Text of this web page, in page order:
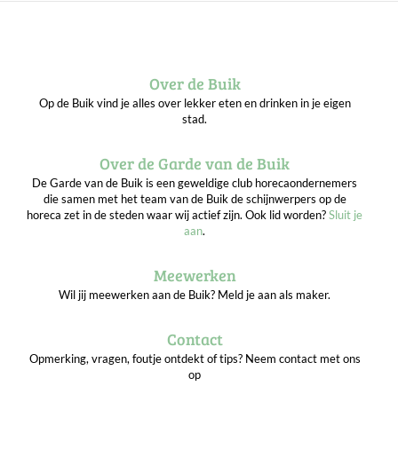
Over de Buik
Op de Buik vind je alles over lekker eten en drinken in je eigen
stad.
Over de Garde van de Buik
De Garde van de Buik is een geweldige club horecaondernemers
die samen met het team van de Buik de schijnwerpers op de
horeca zet in de steden waar wij actief zijn. Ook lid worden?Sluit je
aan.
Meewerken
Wil jij meewerken aan de Buik? Meld je aan als maker.
Contact
Opmerking, vragen, foutje ontdekt of tips? Neem contact met ons
op